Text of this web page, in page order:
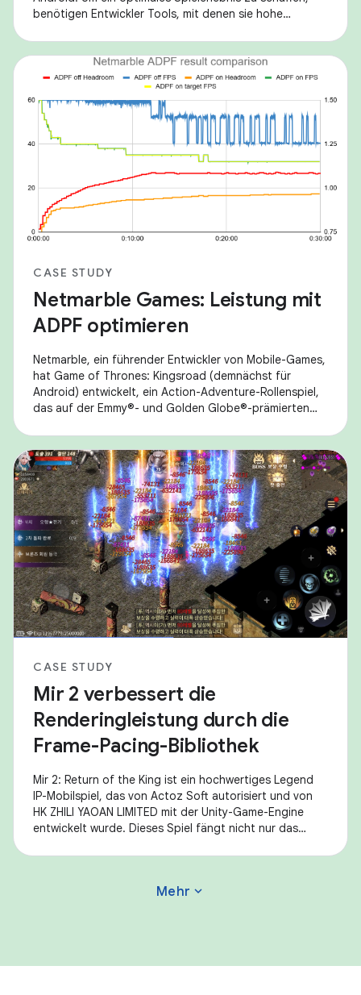
benötigen Entwickler Tools, mit denen sie hohe
CASE STUDY
Netmarble Games: Leistung mit
ADPF optimieren
Netmarble, ein führender Entwickler von Mobile-Games,
hat Game of Thrones: Kingsroad (demnächst für
Android) entwickelt, ein Action-Adventure-Rollenspiel,
das auf der Emmy®- und Golden Globe®-prämierten
CASE STUDY
Mir 2 verbessert die
Renderingleistung durch die
Frame-Pacing-Bibliothek
Mir 2: Return of the King ist ein hochwertiges Legend
IP-Mobilspiel, das von Actoz Soft autorisiert und von
HK ZHILI YAOAN LIMITED mit der Unity-Game-Engine
entwickelt wurde. Dieses Spiel fängt nicht nur das
Mehr expand_more